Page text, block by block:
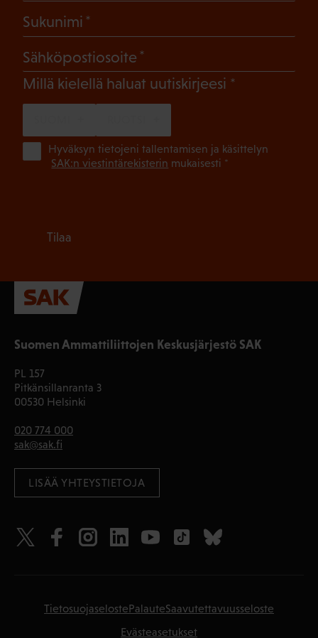
Suomen Ammattiliittojen Keskusjärjestö SAK
PL 157
Pitkänsillanranta 3
00530 Helsinki
020 774 000
sak@sak.fi
LISÄÄ YHTEYSTIETOJA
Sukunimi
Sähköpostiosoite
Millä kielellä haluat uutiskirjeesi (Pakollinen)
Hyväksyn tietojeni tallentamisen ja käsittelyn
SAK:n viestintärekisterin mukaisesti *
Tilaa
TietosuojaselostePalauteSaavutettavuusseloste
Evästeasetukset